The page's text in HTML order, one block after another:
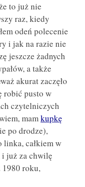
to już nie
raz, kiedy
odeń polecenie
i jak na razie nie
jeszcze żadnych
a także
akurat zaczęło
robić pusto w
czytelniczych
mamkupkę
po drodze),
linka, całkiem w
i już za chwilę
1980 roku,